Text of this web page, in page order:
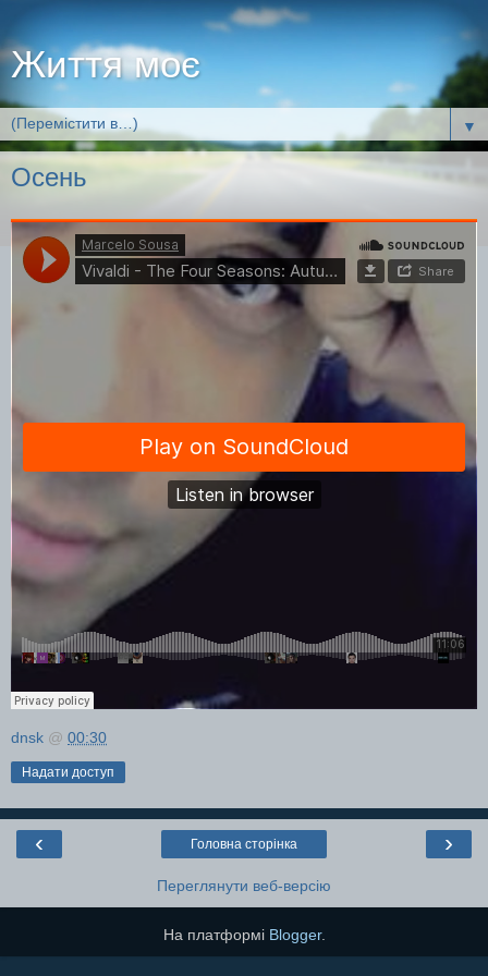
Життя моє
▼
Осень
dnsk @ 00:30
Надати доступ
‹ ›
Головна сторінка
Переглянути веб-версію
На платформі Blogger.